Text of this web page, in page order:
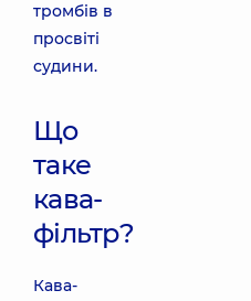
тромбів в
просвіті
судини.
Що
таке
кава-
фільтр?
Кава-